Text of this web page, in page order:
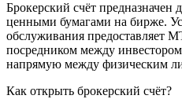
Брокерский счёт предназначен
ценными бумагами на бирже.
обслуживания предоставляет
посредником между
напрямую между физическим
Как открыть брокерский счёт?